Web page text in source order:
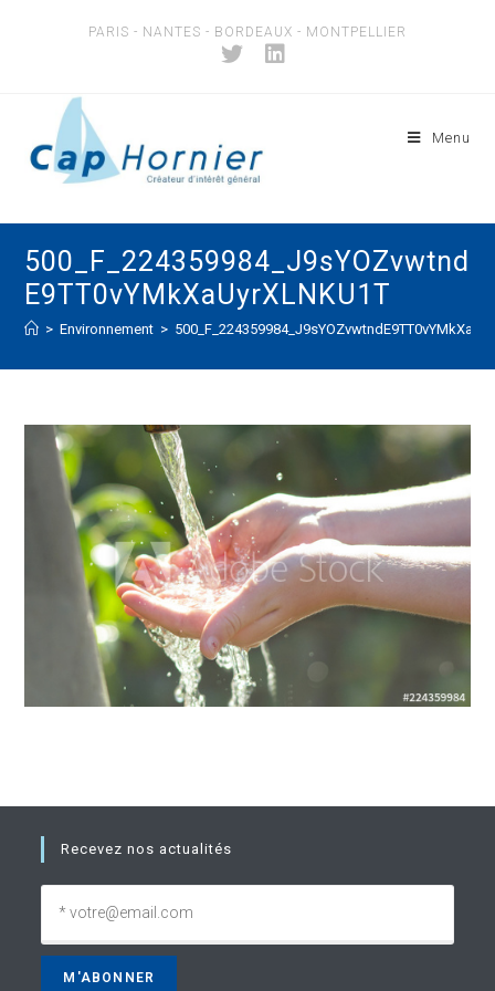
PARIS - NANTES - BORDEAUX - MONTPELLIER
Menu
500_F_224359984_J9sYOZvwtnd
E9TT0vYMkXaUyrXLNKU1T
> Environnement >
Recevez nos actualités